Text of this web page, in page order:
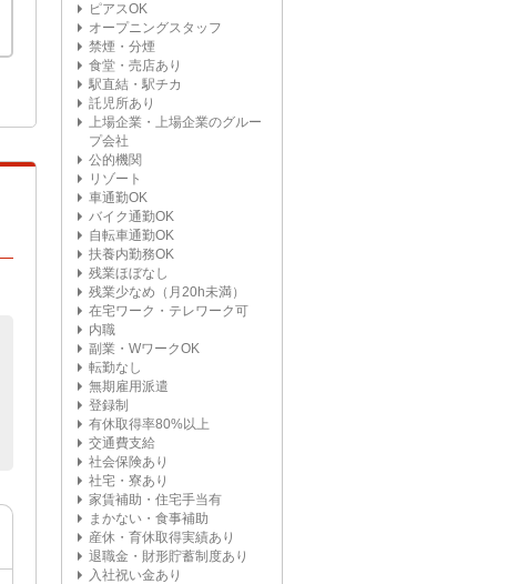
ピアスOK
オープニングスタッフ
禁煙・分煙
食堂・売店あり
駅直結・駅チカ
託児所あり
上場企業・上場企業のグルー
プ会社
公的機関
リゾート
車通勤OK
バイク通勤OK
自転車通勤OK
扶養内勤務OK
残業ほぼなし
残業少なめ（月20h未満）
在宅ワーク・テレワーク可
内職
副業・WワークOK
転勤なし
無期雇用派遣
登録制
有休取得率80%以上
交通費支給
社会保険あり
社宅・寮あり
家賃補助・住宅手当有
まかない・食事補助
産休・育休取得実績あり
退職金・財形貯蓄制度あり
入社祝い金あり